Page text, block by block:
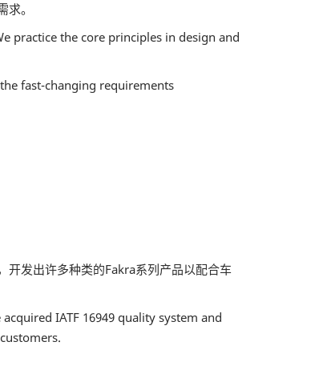
。
practice the core principles in design and
fast-changing requirements
开发出许多种类的Fakra系列产品以配合车
IATF 16949 quality system and